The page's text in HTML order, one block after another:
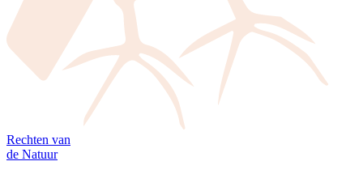
Rechten van
de Natuur